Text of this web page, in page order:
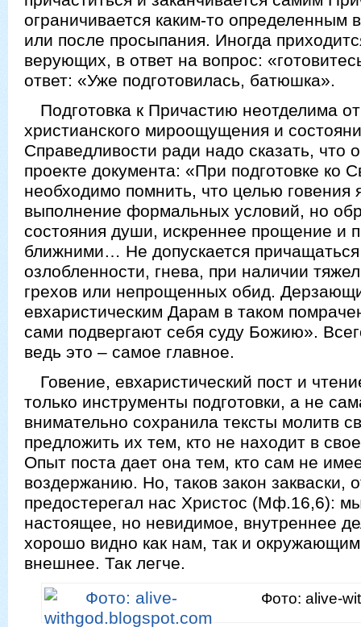
ограничивается каким-то определенным
или после просыпания. Иногда
верующих, в ответ на вопрос:
ответ: «Уже подготовилась, батюшка».
Подготовка к Причастию неотделима
христианского мироощущения и
Справедливости ради надо сказать, что
проекте документа: «При подготовке ко
необходимо помнить, что целью говения
выполнение формальных условий, но
состояния души, искреннее прощение и
ближними… Не допускается
озлобленности, гнева, при наличии
грехов или непрощенных обид.
евхаристическим Дарам в таком
сами подвергают себя суду Божию».
ведь это – самое главное.
Говение, евхаристический пост и
только инструменты подготовки, а не
внимательно сохранила тексты молитв
предложить их тем, кто не находит в
Опыт поста дает она тем, кто сам не
воздержанию. Но, таков закон закваски,
предостерегал нас Христос (Мф.16,6):
настоящее, но невидимое, внутреннее
хорошо видно как нам, так и
внешнее. Так легче.
Фото: alive-